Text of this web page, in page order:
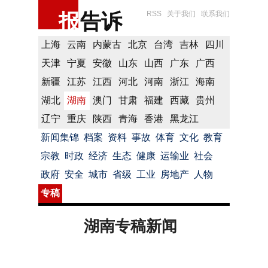
报告诉 RSS 关于我们 联系我们
上海 云南 内蒙古 北京 台湾 吉林
四川
天津
宁夏 安徽 山东 山西 广东
广西
新疆
江苏 江西 河北 河南 浙江
海南
湖北
湖南 澳门 甘肃 福建 西藏
贵州
辽宁
重庆 陕西 青海 香港
黑龙江
新闻集锦 档案 资料 事故 体育 文化 教育
宗教 时政 经济 生态 健康 运输业 社会
政府 安全 城市 省级 工业 房地产
人物
专稿
湖南专稿新闻